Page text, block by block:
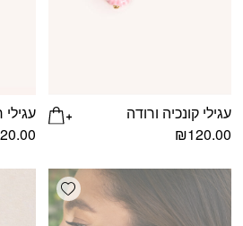
עגילי קונכיה ורודה
₪120.00
Add wishlist